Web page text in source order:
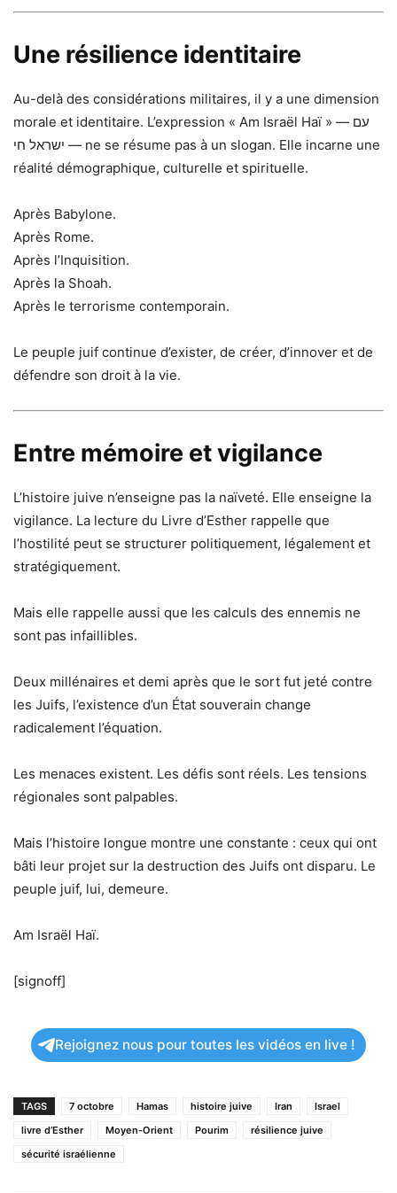
Une résilience identitaire
Au-delà des considérations militaires, il y a une dimension
morale et identitaire. L’expression « Am Israël Haï » — עם
ישראל חי — ne se résume pas à un slogan. Elle incarne une
réalité démographique, culturelle et spirituelle.
Après Babylone.
Après Rome.
Après l’Inquisition.
Après la Shoah.
Après le terrorisme contemporain.
Le peuple juif continue d’exister, de créer, d’innover et de
défendre son droit à la vie.
Entre mémoire et vigilance
L’histoire juive n’enseigne pas la naïveté. Elle enseigne la
vigilance. La lecture du Livre d’Esther rappelle que
l’hostilité peut se structurer politiquement, légalement et
stratégiquement.
Mais elle rappelle aussi que les calculs des ennemis ne
sont pas infaillibles.
Deux millénaires et demi après que le sort fut jeté contre
les Juifs, l’existence d’un État souverain change
radicalement l’équation.
Les menaces existent. Les défis sont réels. Les tensions
régionales sont palpables.
Mais l’histoire longue montre une constante : ceux qui ont
bâti leur projet sur la destruction des Juifs ont disparu. Le
peuple juif, lui, demeure.
Am Israël Haï.
[signoff]
Rejoignez nous pour toutes les vidéos en live !
TAGS 7 octobre Hamas histoire juive Iran
Israel
livre d’Esther
Moyen-Orient Pourim
résilience juive
sécurité israélienne